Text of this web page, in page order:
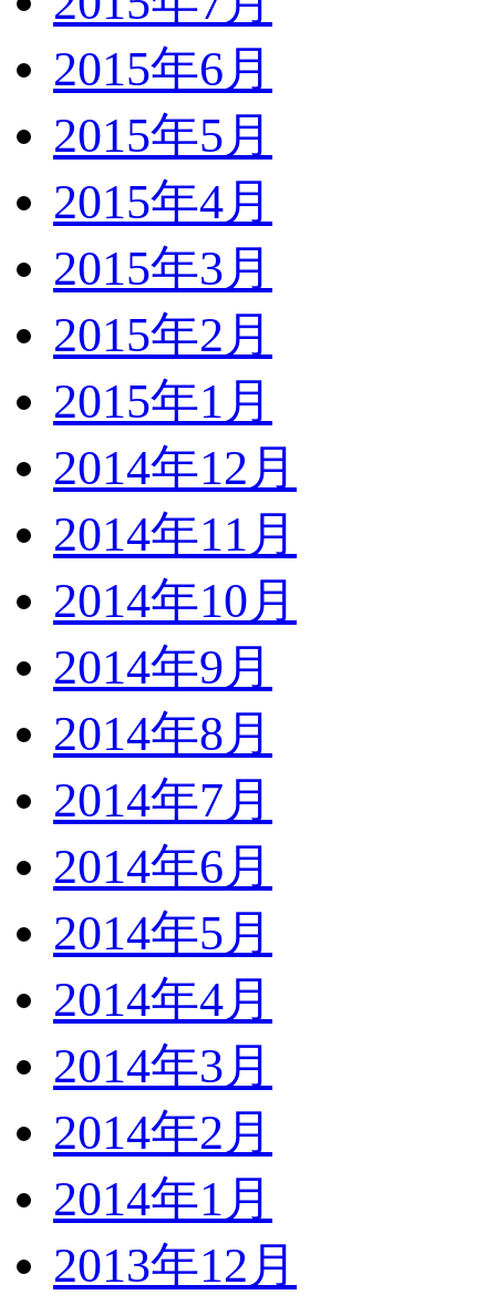
2015年6月
2015年5月
2015年4月
2015年3月
2015年2月
2015年1月
2014年12月
2014年11月
2014年10月
2014年9月
2014年8月
2014年7月
2014年6月
2014年5月
2014年4月
2014年3月
2014年2月
2014年1月
2013年12月